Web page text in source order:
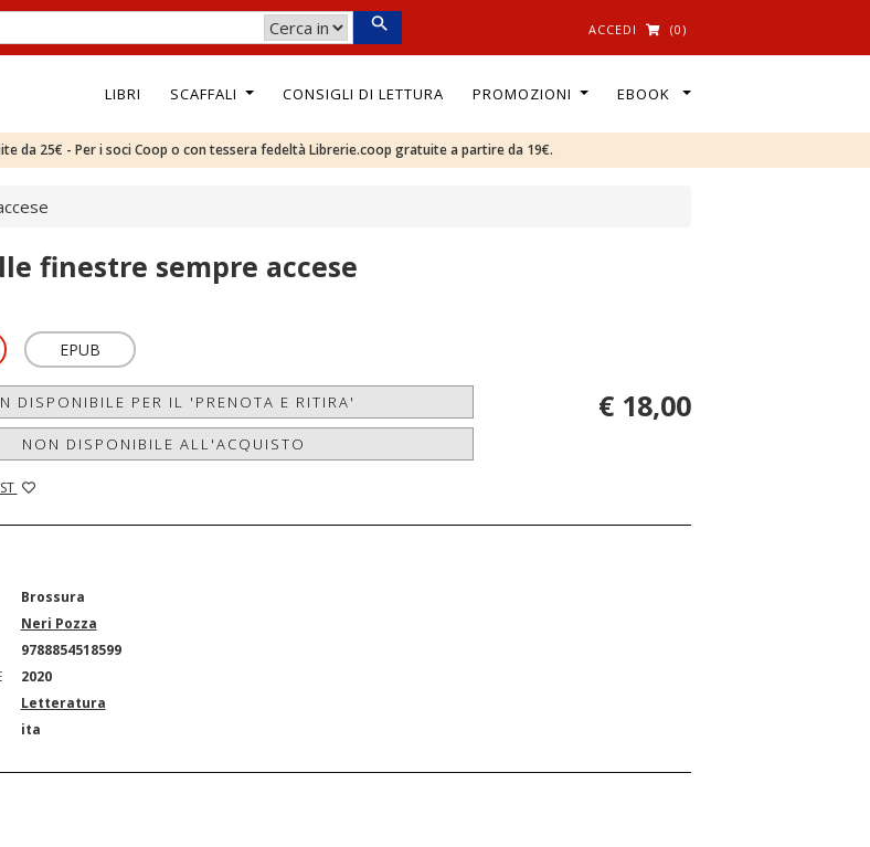
ACCEDI (0)
LIBRI SCAFFALI CONSIGLI DI LETTURA PROMOZIONI EBOOK
da 25€ - Per i soci Coop o con tessera fedeltà Librerie.coop gratuite a partire da 19€.
finestre sempre accese
EPUB
DISPONIBILE PER IL 'PRENOTA E RITIRA'
NON DISPONIBILE ALL'ACQUISTO
€ 18,00
Brossura
Neri Pozza
9788854518599
2020
Letteratura
ita